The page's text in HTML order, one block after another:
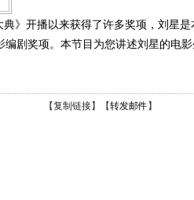
》开播以来获得了许多奖项，刘星
编剧奖项。本节目为您讲述刘星的电
【复制链接】【转发邮件 】